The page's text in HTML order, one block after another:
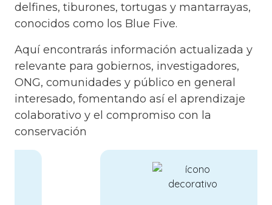
delfines, tiburones, tortugas y mantarrayas,
conocidos como los Blue Five.
Aquí encontrarás información actualizada y
relevante para gobiernos, investigadores,
ONG, comunidades y público en general
interesado, fomentando así el aprendizaje
colaborativo y el compromiso con la
conservación